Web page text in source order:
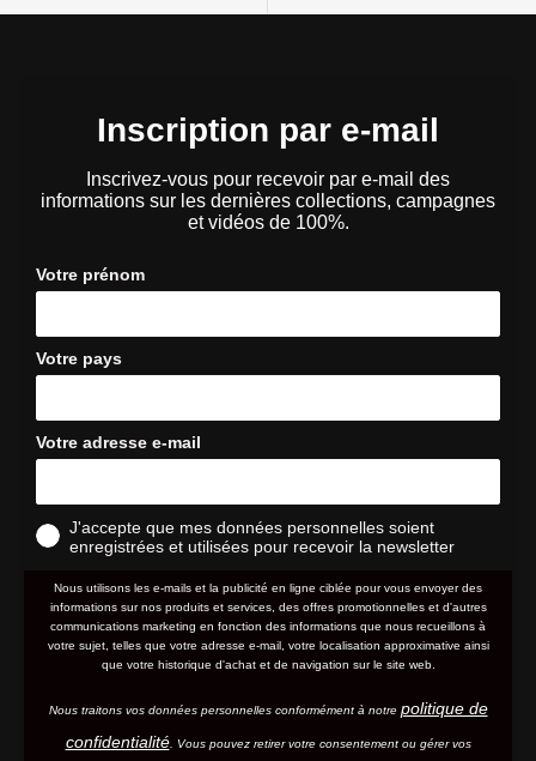
Inscription par e-mail
Inscrivez-vous pour recevoir par e-mail des
informations sur les dernières collections, campagnes
et vidéos de 100%.
Votre prénom
Votre pays
Votre adresse e-mail
J'accepte que mes données personnelles soient
enregistrées et utilisées pour recevoir la newsletter
Nous utilisons les e-mails et la publicité en ligne ciblée pour vous envoyer des
informations sur nos produits et services, des offres promotionnelles et d'autres
communications marketing en fonction des informations que nous recueillons à
votre sujet, telles que votre adresse e-mail, votre localisation approximative ainsi
que votre historique d'achat et de navigation sur le site web.
Nous traitons vos données personnelles conformément à notre politique de
confidentialité. Vous pouvez retirer votre consentement ou gérer vos